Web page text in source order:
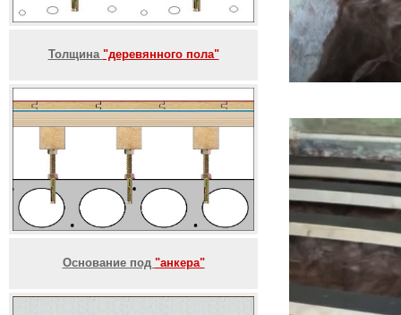
Толщина "деревянного пола"
Основание под "анкера"